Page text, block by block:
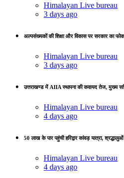
Himalayan Live bureau
3 days ago
अल्पसंख्यकों की शिक्षा और विकास पर सरकार का
Himalayan Live bureau
3 days ago
उत्तराखण्ड में AIIA स्थापना की कवायद तेज, मुख्य
Himalayan Live bureau
4 days ago
50 लाख के पार पहुंची हरिद्वार कांवड़ यात्रा,
Himalayan Live bureau
4 days ago